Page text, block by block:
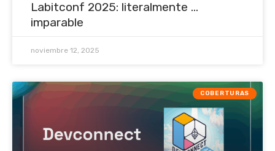
Labitconf 2025: literalmente ...
imparable
noviembre 12, 2025
COBERTURAS